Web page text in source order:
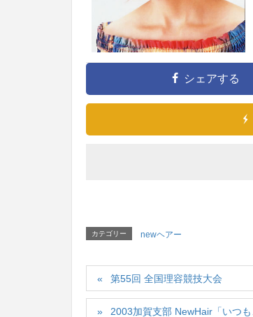
シェアする
カテゴリー newヘアー
第55回 全国理容競技大会
2003加賀支部 NewHair「いつも